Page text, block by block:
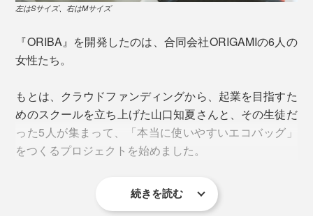
バランスをキープしたまま、ラクに持ち帰れます。
面に分散する構造のおかげで、腕への食い込みが少な
く、持ち歩きがラクチン。
左はSサイズ、右はMサイズ
『ORIBA』を開発したのは、合同会社ORIGAMIの6人の
女性たち。
もとは、クラウドファンディングから、起業を目指すた
めのスクールを立ち上げた山口知夏さんと、その生徒だ
った5人が集まって、「本当に使いやすいエコバッグ」
をつくるプロジェクトを始めました。
続きを読む